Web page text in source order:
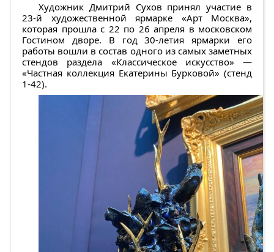
Художник Дмитрий Сухов принял участие в
23-й художественной ярмарке «Арт Москва»,
которая прошла с 22 по 26 апреля в московском
Гостином дворе. В год 30-летия ярмарки его
работы вошли в состав одного из самых заметных
стендов раздела «Классическое искусство» —
«Частная коллекция Екатерины Бурковой» (стенд
1-42).